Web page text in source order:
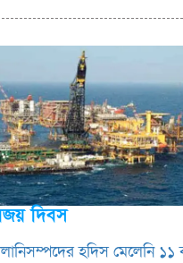
দিবস
হদিস মেলেনি